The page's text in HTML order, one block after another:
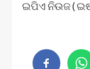
ଇପିଏ ନିଉଜ (